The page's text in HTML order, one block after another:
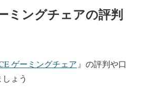
ミングチェアの評判
ゲーミングチェア 』の評判や口
ょう